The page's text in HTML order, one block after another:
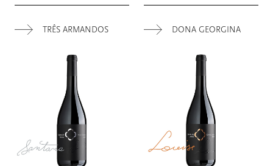
TRÊS ARMANDOS DONA GEORGINA